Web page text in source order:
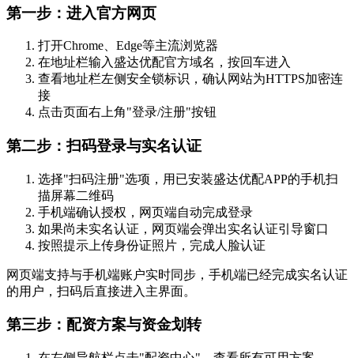
第一步：进入官方网页
打开Chrome、Edge等主流浏览器
在地址栏输入盛达优配官方域名，按回车进入
查看地址栏左侧安全锁标识，确认网站为HTTPS加密连
接
点击页面右上角"登录/注册"按钮
第二步：扫码登录与实名认证
选择"扫码注册"选项，用已安装盛达优配APP的手机扫
描屏幕二维码
手机端确认授权，网页端自动完成登录
如果尚未实名认证，网页端会弹出实名认证引导窗口
按照提示上传身份证照片，完成人脸认证
网页端支持与手机端账户实时同步，手机端已经完成实名认证
的用户，扫码后直接进入主界面。
第三步：配资方案与资金划转